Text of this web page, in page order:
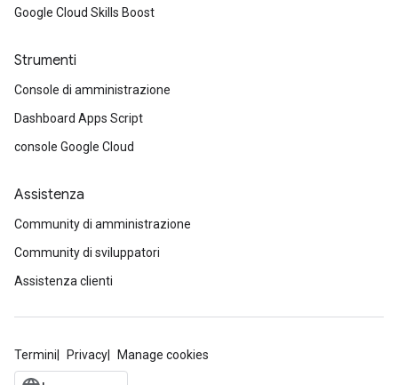
Google Cloud Skills Boost
Strumenti
Console di amministrazione
Dashboard Apps Script
console Google Cloud
Assistenza
Community di amministrazione
Community di sviluppatori
Assistenza clienti
Termini Privacy Manage cookies